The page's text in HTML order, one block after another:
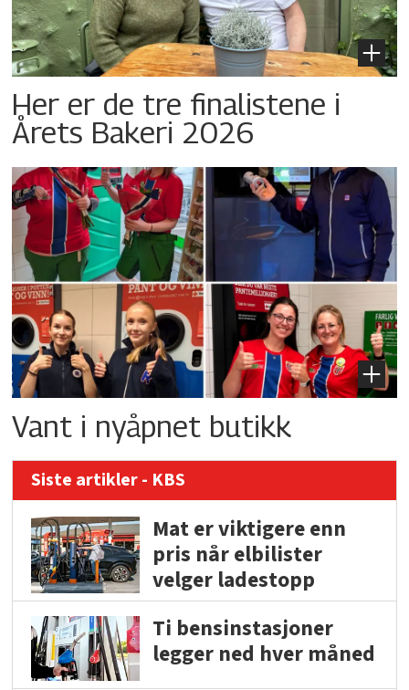
Her er de tre finalistene i
Årets Bakeri 2026
Vant i nyåpnet butikk
Siste artikler - KBS
Mat er viktigere enn
pris når elbilister
velger ladestopp
Ti bensinstasjoner
legger ned hver måned